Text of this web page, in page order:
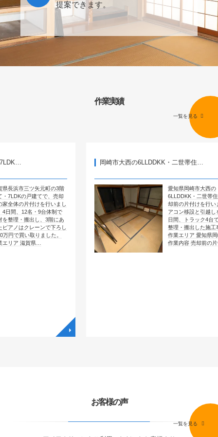
提案できます。
作業実績
一覧を見る
元町の3階
てで、売却
を行いまし
9台体制で
、3階にあ
ンで下ろし
ました。
…
岡崎市大西の6LLDDKK・二世帯住…
愛知県岡崎市大西の
6LLDDKK・二世帯住宅で、売
却前の片付けを行いました。エ
アコン移設と引越しを含めて4
日間、トラック4台で全部屋を
整理・搬出した施工事例です。
作業エリア 愛知県岡崎市大西
作業内容 売却前の片付け …
お客様の声
一覧を見る